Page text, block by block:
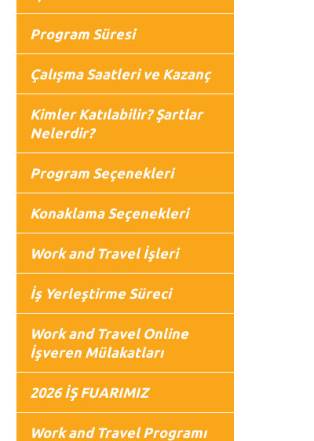
Program Süresi
Çalışma Saatleri ve Kazanç
Kimler Katılabilir? Şartlar
Nelerdir?
Program Seçenekleri
Konaklama Seçenekleri
Work and Travel İşleri
İş Yerleştirme Süreci
Work and Travel Online
İşveren Mülakatları
2026 İŞ FUARIMIZ
Work and Travel Programı